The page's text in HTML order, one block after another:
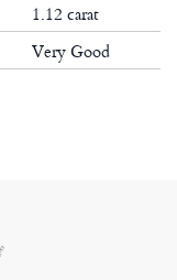
1.12 carat
Very Good